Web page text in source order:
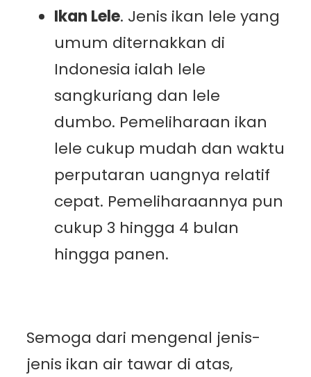
Ikan Lele. Jenis ikan lele yang
umum diternakkan di
Indonesia ialah lele
sangkuriang dan lele
dumbo. Pemeliharaan ikan
lele cukup mudah dan waktu
perputaran uangnya relatif
cepat. Pemeliharaannya pun
cukup 3 hingga 4 bulan
hingga panen.
Semoga dari mengenal jenis-
jenis ikan air tawar di atas,